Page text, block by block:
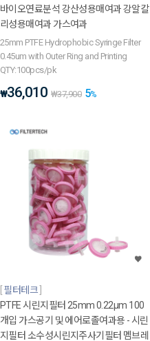
바이오연료분석 강산성용매여과 강알칼
리성용매여과 가스여과
25mm PTFE Hydrophobic Syringe Filter
0.45um with Outer Ring and Printing
QTY:100pcs/pk
₩36,010 ₩37,900 5%
필터테크
PTFE 시린지필터 25mm 0.22μm 100
개입 가스공기 및 에어로졸여과용 - 시린
지필터 소수성시린지주사기필터 멤브레